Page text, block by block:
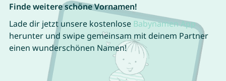
Finde weitere schöne Vornamen!
Lade dir jetzt unsere kostenlose Babynamen App
herunter und swipe gemeinsam mit deinem Partner
einen wunderschönen Namen!